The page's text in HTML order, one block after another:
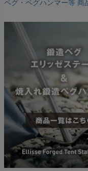
ペグ・ペグハンマー等 商